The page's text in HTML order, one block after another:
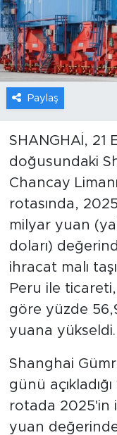
Paylaş
SHANGHAİ, 21
doğusundaki
Chancay
rotasında,
milyar yuan
doları)
ihracat malı
Peru ile
göre yüzde
yuana yükseldi.
Shanghai
günü
rotada 2025'in
yuan
Sağlık
Foto Haber
Xinhua
Xinhua